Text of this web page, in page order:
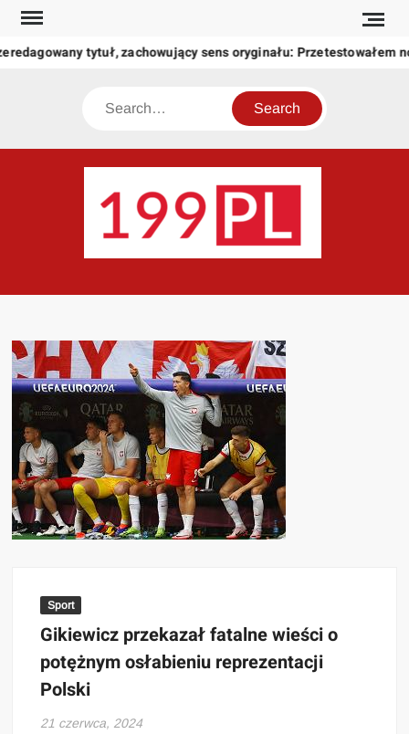
Skip
content
tytuł, zachowujący sens oryginału: Przetestowałem
Search
świat
Sport
Gikiewicz przekazał fatalne wieści o
potężnym osłabieniu reprezentacji
Polski
21 czerwca, 2024